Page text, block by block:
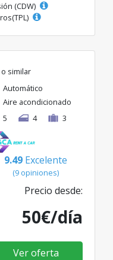
(CDW)
o similar
Automático
Aire acondicionado
5
4 3
9.49 Excelente
(9 opiniones)
Precio desde:
50€/día
Ver oferta